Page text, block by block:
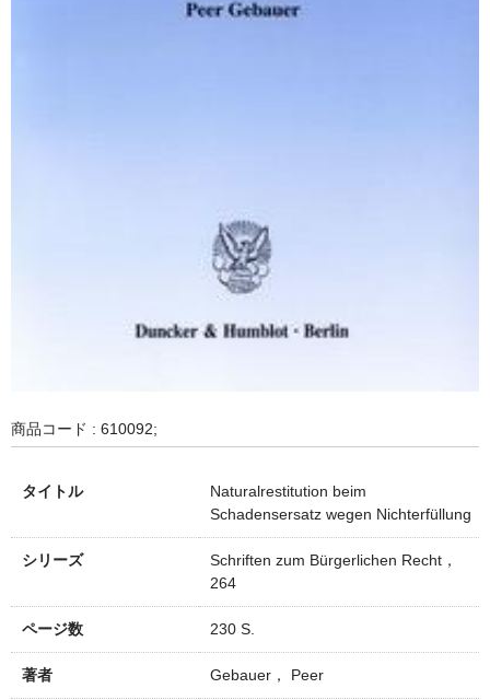
商品コード : 610092;
タイトル
Naturalrestitution beim
Schadensersatz wegen Nichterfüllung
シリーズ
Schriften zum Bürgerlichen Recht，
264
ページ数 230 S.
著者 Gebauer， Peer